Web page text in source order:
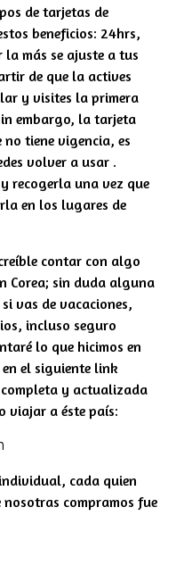
de tarjetas de
beneficios: 24hrs,
más se ajuste a tus
de que la actives
y visites la primera
embargo, la tarjeta
tiene vigencia, es
volver a usar .
recogerla una vez que
en los lugares de
contar con algo
Corea; sin duda alguna
vas de vacaciones,
incluso seguro
lo que hicimos en
el siguiente link
y actualizada
viajar a éste país:
cada quien
compramos fue